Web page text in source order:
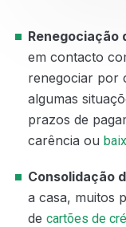
Renegociação
em contacto
renegociar por
algumas
prazos de
carência ou
Consolidação
a casa, muitos
de cartões de